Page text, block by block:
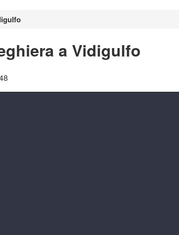
a Vidigulfo